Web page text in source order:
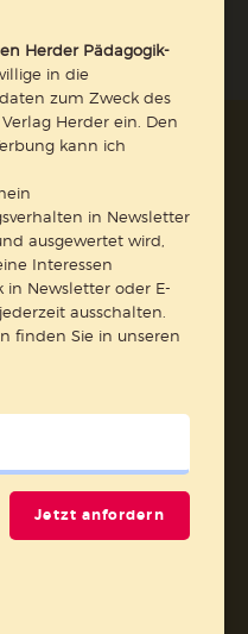
Datenschutz
Herder Pädagogik-
in die
zum Zweck des
Herder ein. Den
kann ich
in Newsletter
ausgewertet wird,
Interessen
in Newsletter oder E-
ausschalten.
finden Sie in unseren
Jetzt anfordern